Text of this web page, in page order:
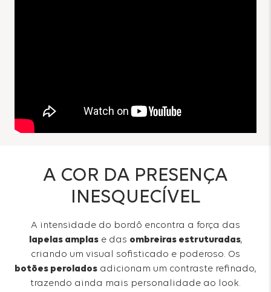
A COR DA PRESENÇA
INESQUECÍVEL
A intensidade do bordô encontra a força das
lapelas amplase das ombreiras estruturadas,
criando um visual sofisticado e poderoso. Os
botões perolados adicionam um contraste refinado,
trazendo ainda mais personalidade ao look.